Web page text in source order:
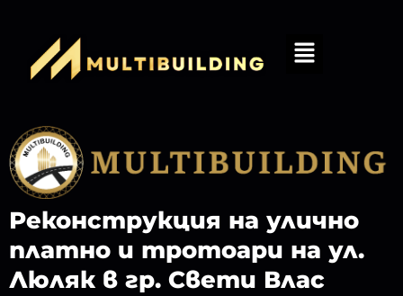
Реконструкция на улично
платно и тротоари на ул.
Люляк в гр. Свети Влас